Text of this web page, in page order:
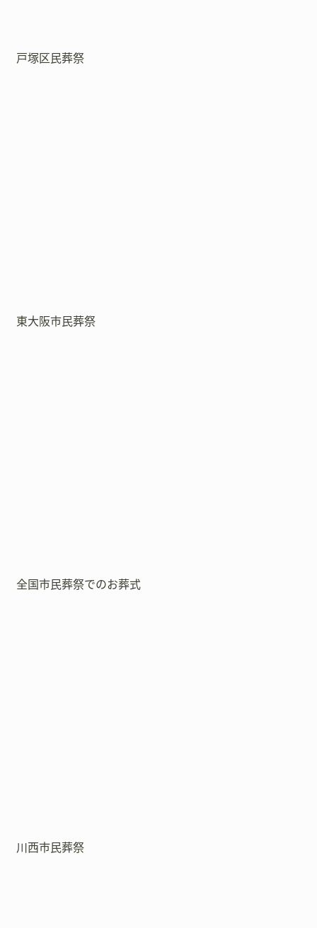
戸塚区民葬祭
東大阪市民葬祭
全国市民葬祭でのお葬式
川西市民葬祭